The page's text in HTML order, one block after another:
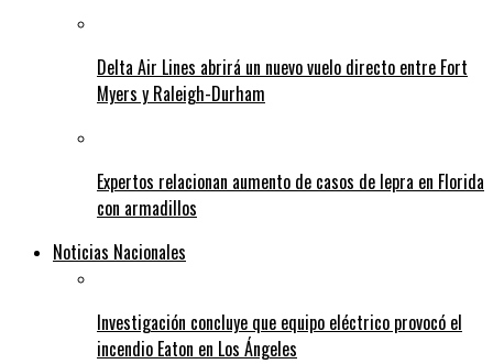
Delta Air Lines abrirá un nuevo vuelo directo entre Fort
Myers y Raleigh-Durham
Expertos relacionan aumento de casos de lepra en Florida
con armadillos
Noticias Nacionales
Investigación concluye que equipo eléctrico provocó el
incendio Eaton en Los Ángeles